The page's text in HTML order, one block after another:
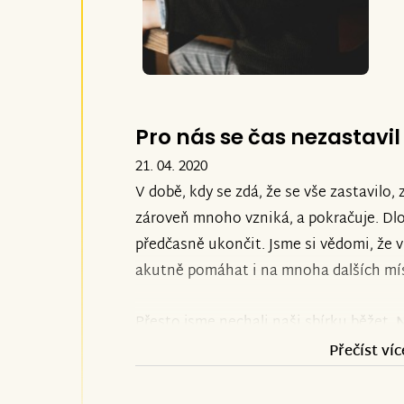
pomoci mnoha lidem s různým
léčbu", slovy spoluzakladatelky
vnímáme v Čechách jakovelmi často
Jsme první neziskovka
hranice a mýty. Děkujeme, že jste na
nevzdáme, Oli nám to totiž nedovolí!
Lenka & Rado @ Oli
Pro nás se čas nezastavil
21. 04. 2020
V době, kdy se zdá, že se vše
zároveň mnoho vzniká, a pokračuje.
předčasně ukončit. Jsme si vědomi,
akutně pomáhat i na mnoha dalších
Přesto jsme nechali naši sbírku běžet.
Je třeba hoPřečíst